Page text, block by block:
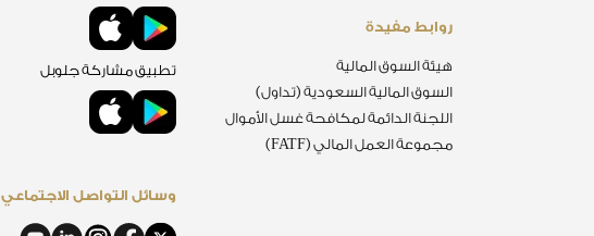
روابط مفيدة
هيئة السوق المالية
السوق المالية السعودية (تداول)
اللجنة الدائمة لمكافحة غسل الأموال
مجموعة العمل المالي (FATF)
تطبيق مشاركة جلوبل
وسائل التواصل الاجتماعي